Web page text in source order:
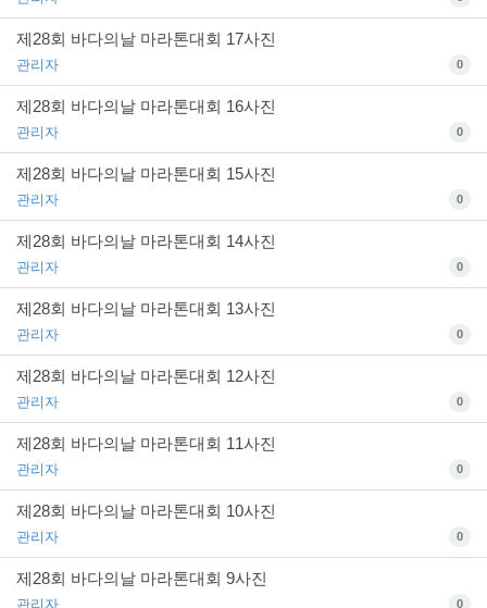
제28회 바다의날 마라톤대회 17사진
관리자 0
제28회 바다의날 마라톤대회 16사진
관리자 0
제28회 바다의날 마라톤대회 15사진
관리자 0
제28회 바다의날 마라톤대회 14사진
관리자 0
제28회 바다의날 마라톤대회 13사진
관리자 0
제28회 바다의날 마라톤대회 12사진
관리자 0
제28회 바다의날 마라톤대회 11사진
관리자 0
제28회 바다의날 마라톤대회 10사진
관리자 0
제28회 바다의날 마라톤대회 9사진
관리자 0